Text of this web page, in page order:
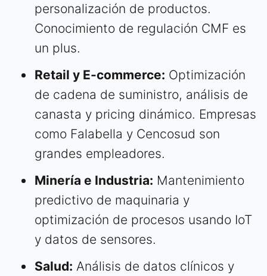
personalización de productos.
Conocimiento de regulación CMF es
un plus.
Retail y E-commerce: Optimización
de cadena de suministro, análisis de
canasta y pricing dinámico. Empresas
como Falabella y Cencosud son
grandes empleadores.
Minería e Industria: Mantenimiento
predictivo de maquinaria y
optimización de procesos usando IoT
y datos de sensores.
Salud: Análisis de datos clínicos y